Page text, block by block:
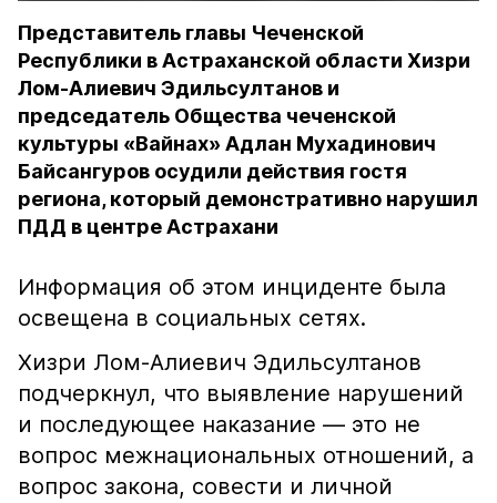
Представитель главы Чеченской
Республики в Астраханской области Хизри
Лом-Алиевич Эдильсултанов и
председатель Общества чеченской
культуры «Вайнах» Адлан Мухадинович
Байсангуров осудили действия гостя
региона, который демонстративно нарушил
ПДД в центре Астрахани
Информация об этом инциденте была
освещена в социальных сетях.
Хизри Лом-Алиевич Эдильсултанов
подчеркнул, что выявление нарушений
и последующее наказание — это не
вопрос межнациональных отношений, а
вопрос закона, совести и личной